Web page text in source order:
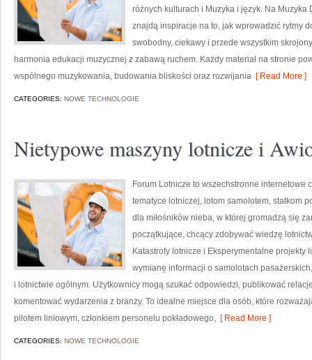
różnych kulturach i Muzyka i język. Na
znajdą inspiracje na to, jak wprowadzić rytmy
swobodny, ciekawy i przede wszystkim
harmonia edukacji muzycznej z zabawą ruchem. Każdy materiał na stronie
wspólnego muzykowania, budowania bliskości oraz rozwijania [ Read More ]
CATEGORIES: NOWE TECHNOLOGIE
Nietypowe maszyny lotnicze i
Forum Lotnicze to wszechstronne internetowe
tematyce lotniczej, lotom samolotem, statkom
dla miłośników nieba, w której gromadzą się
początkujące, chcący zdobywać wiedzę
Katastrofy lotnicze i Eksperymentalne
wymianę informacji o samolotach
i lotnictwie ogólnym. Użytkownicy mogą szukać odpowiedzi, publikować
komentować wydarzenia z branży. To idealne miejsce dla osób, które
pilotem liniowym, członkiem personelu pokładowego, [ Read More ]
CATEGORIES: NOWE TECHNOLOGIE